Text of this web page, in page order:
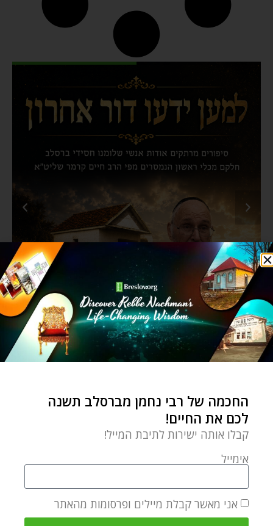
החכמה של רבי נחמן מברסלב תשנה
לכם את החיים!
קבלו אותה ישירות לתיבת המייל!
אימייל
אני מאשר קבלת מיילים ופרסומות מהאתר